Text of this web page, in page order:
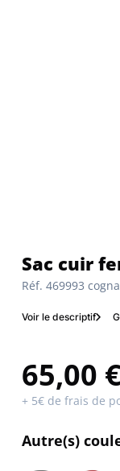
Réf. 469993
Sac cuir
Voir le descriptif
65,00
+ 5€ de frais de
Autre(s)